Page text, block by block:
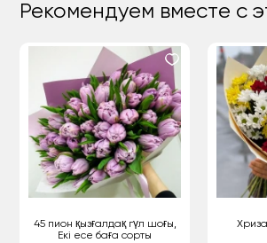
Рекомендуем вместе с
45 пион қызғалдақ гүл шоғы,
Екі есе баға сорты